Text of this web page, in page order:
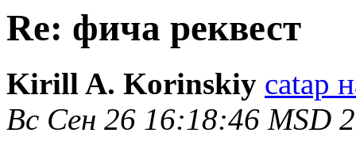
Re: фича реквест
Kirill A. Korinskiy catap
Вс Сен 26 16:18:46 MSD